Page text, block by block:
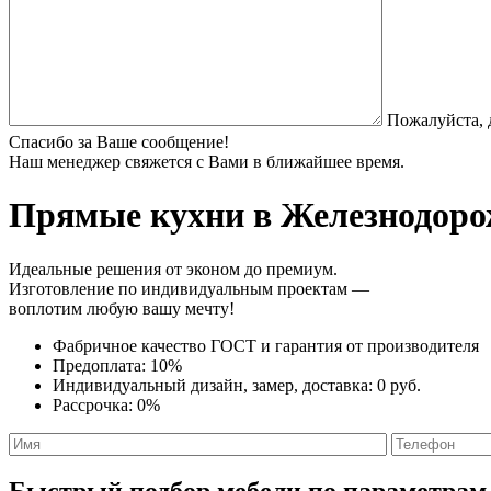
Пожалуйста,
Спасибо за Ваше сообщение!
Наш менеджер свяжется с Вами в ближайшее время.
Прямые кухни в
Идеальные решения от эконом до премиум.
Изготовление по индивидуальным проектам —
воплотим любую вашу мечту!
Фабричное качество ГОСТ и гарантия от производителя
Предоплата: 10%
Индивидуальный дизайн, замер, доставка: 0 руб.
Рассрочка: 0%